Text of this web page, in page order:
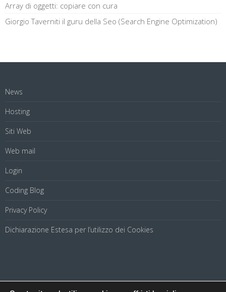
Array di oggetti: copiare con cura
Giorgio Taverniti il guru della Seo (Search Engine Optimization)
News
Hosting
Siti Web
Web mail
Login
Coding Blog
Privacy Policy
Dichiarazione Estesa per l’utilizzo dei Cookies